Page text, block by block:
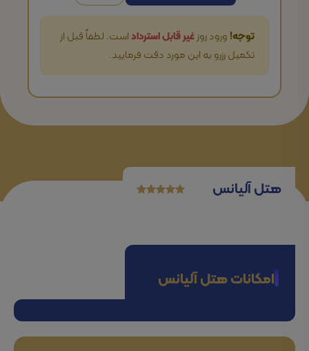
توجه!ورود روزغیر قابل استرداداست. لطفاً قبل از
تکمیل رزرو به این مورد دقت فرمایید.
هتل آلیانس
امکانات هتل آلیانس